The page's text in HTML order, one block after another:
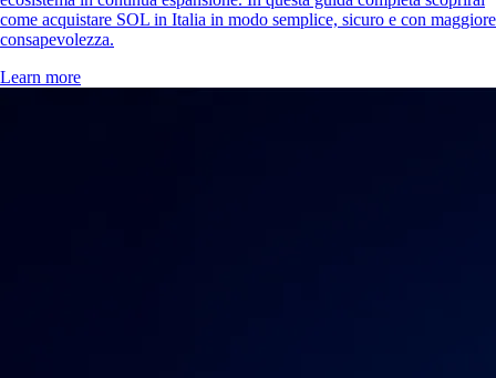
come acquistare SOL in Italia in modo semplice, sicuro e con maggiore
consapevolezza.
Learn more